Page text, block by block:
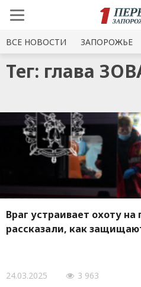
ВСЕ НОВОСТИ ЗАПОРОЖЬЕ
Тег: глава
Враг устраивает охоту
рассказали, как
24.03.2025 3 963